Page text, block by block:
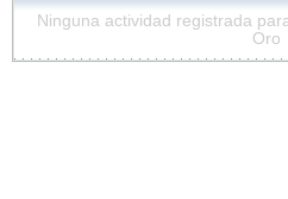
Ninguna actividad registrada
Oro